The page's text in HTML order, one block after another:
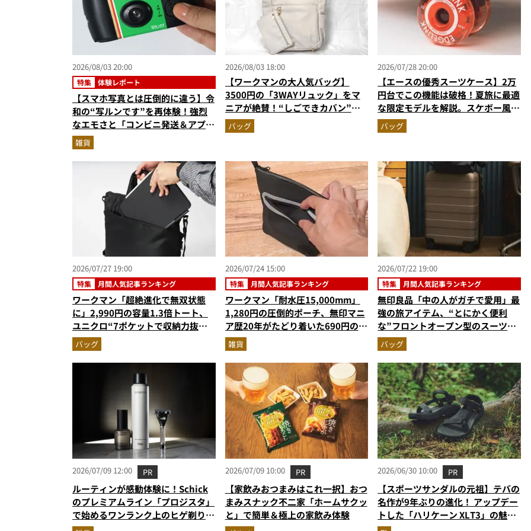
2026/08/03 20:00
特集 体験レポート
【スマホ写真とは圧倒的に違う】令
和の“写ルンです”を再体験！強烈
なエモさと「コンビニ発送＆アプリ
受け取り」が唯一無二で楽しすぎた
雑貨
2026/08/03 18:00
【ワークマンの大人気バッグ】
3500円の「3WAYリュック」をマ
ニアが絶賛！“しごできカバン”が
撥水防汚で評判以上に優秀だった
バッグ
2026/07/28 20:00
【エースの優秀スーツケース】2万
円台でこの機能は破格！夏旅に最適
な限定モデルを解説。スケボー風キ
ャスターも秀逸すぎる
バッグ
2026/07/27 19:00
特集 月間人気記事ランキング
ワークマン「超絶進化で無双状態
に」2,990円の容量1.3倍トート、
ユニクロ“7ポケットで収納力抜
群”人気ショルダー…ほか【超収納
バッグの人気記事ランキングベスト
3】（2026年6月版）
バッグ
2026/07/24 15:00
特集 月間人気記事ランキング
ワークマン「耐水圧15,000mm」
1,280円の圧倒的ポーチ、無印マニ
ア歴20年がたどり着いた690円の名
作…ほか【ポーチの人気記事ランキ
ングベスト3】（2026年6月版）
雑貨
2026/07/22 19:00
特集 月間人気記事ランキング
無印良品「中の人がガチで愛用」最
強の旅アイテム、“とにかく便利
な”フロントオープン型のスーツケ
ース…ほか【旅バッグの人気記事ラ
ンキングベスト3】（2026年6月
版）
バッグ
2026/07/09 12:00 PR
ルーティンが感動体験に！Schick
のプレミアムライン「プロジスタ」
で始めるワンランク上のヒゲ剃り習
慣
2026/07/09 10:00 PR
【家飲みおつまみはこれ一択】おつ
まみスナック不二家「ホームサクッ
と」で簡単＆極上の家飲み体験
2026/06/30 10:00 PR
【スポーツサンダルの元祖】テバの
名作が9年ぶりの進化！ アップデー
トした「ハリケーン XLT3」の魅力
を識者があらゆる角度から徹底解